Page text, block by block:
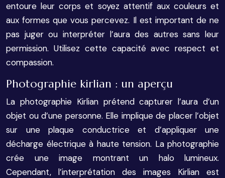
entoure leur corps et soyez attentif aux couleurs et
aux formes que vous percevez. Il est important de ne
pas juger ou interpréter l’aura des autres sans leur
permission. Utilisez cette capacité avec respect et
compassion.
Photographie kirlian : un aperçu
La photographie Kirlian prétend capturer l’aura d’un
objet ou d’une personne. Elle implique de placer l’objet
sur une plaque conductrice et d’appliquer une
décharge électrique à haute tension. La photographie
crée une image montrant un halo lumineux.
Cependant, l’interprétation des images Kirlian est